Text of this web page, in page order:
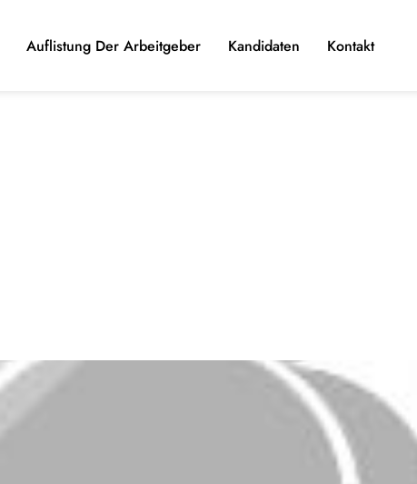
Auflistung Der Arbeitgeber Kandidaten Kontakt